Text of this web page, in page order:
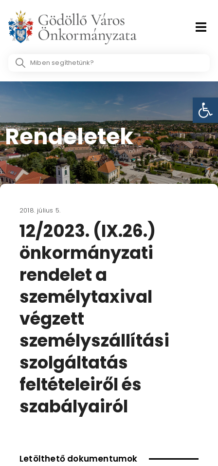
content
Search
Rendeletek
2018. július 5.
12/2023. (IX.26.)
önkormányzati
rendelet a
személytaxival
végzett
személyszállítási
szolgáltatás
feltételeiről és
szabályairól
Letölthető dokumentumok